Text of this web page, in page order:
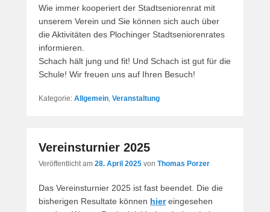
Wie immer kooperiert der Stadtseniorenrat mit
unserem Verein und Sie können sich auch über
die Aktivitäten des Plochinger Stadtseniorenrates
informieren.
Schach hält jung und fit! Und Schach ist gut für die
Schule! Wir freuen uns auf Ihren Besuch!
Kategorie: Allgemein, Veranstaltung
Vereinsturnier 2025
Veröffentlicht am 28. April 2025 von Thomas Porzer
Das Vereinsturnier 2025 ist fast beendet. Die die
bisherigen Resultate können hiereingesehen